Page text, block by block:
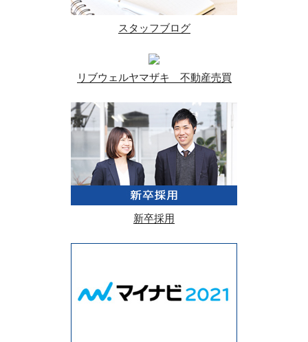
スタッフブログ
リブウェルヤマザキ 不動産売買
新卒採用